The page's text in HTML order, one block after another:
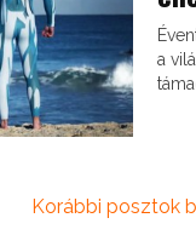
a
Korábbi posztok